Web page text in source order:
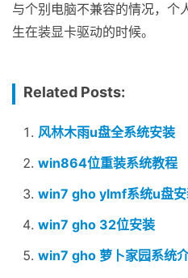
与个别电脑不兼容的情况，个
生在装显卡驱动的时候。
Related Posts:
风林木雨u盘全系统安装
win864位重装系统教程
win7 gho ylmf系统u盘安
win7 gho 32位安装
win7 gho 萝卜家园系统